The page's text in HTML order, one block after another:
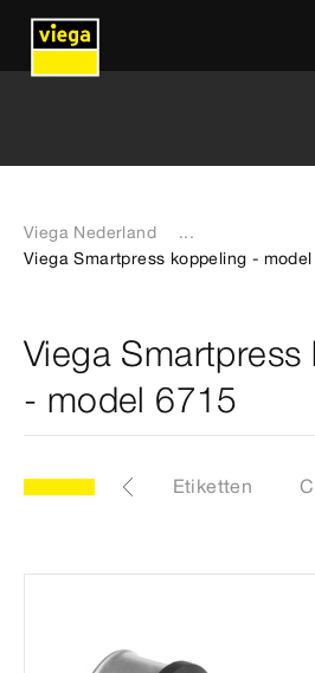
Viega Nederland
...
Viega Smartpress koppeling - model
Viega Smartpress
- model 6715
Artikelen Etiketten